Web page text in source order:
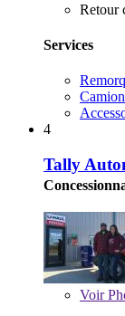
Retour
Services
4
Tally
Voir